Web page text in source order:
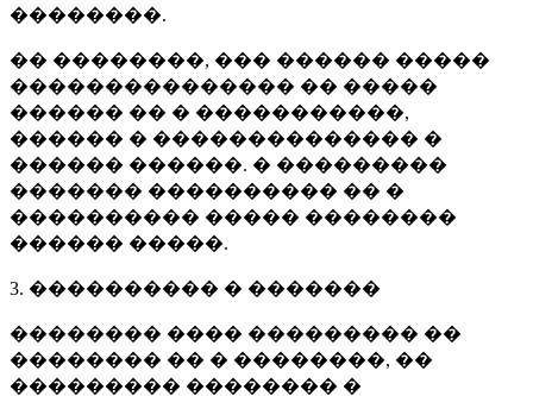
��������.
�� ��������, ��� ������ �����
��������������� �� �����
������ �� � �����������,
������ � �������������� �
������ ������. � ���������
������� ���������� �� �
���������� ����� ��������
������ �����.
3. ���������� � �������
�������� ���� ��������� ��
�������� �� � ��������, ��
��������� �������� �